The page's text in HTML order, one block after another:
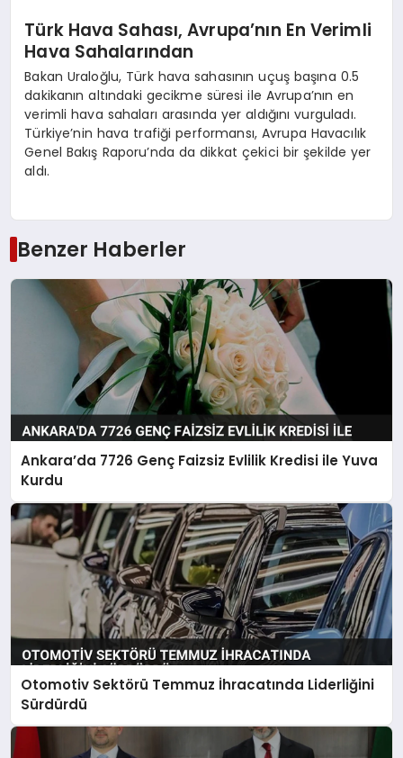
Türk Hava Sahası, Avrupa’nın En Verimli
Hava Sahalarından
Bakan Uraloğlu, Türk hava sahasının uçuş başına 0.5
dakikanın altındaki gecikme süresi ile Avrupa’nın en
verimli hava sahaları arasında yer aldığını vurguladı.
Türkiye’nin hava trafiği performansı, Avrupa Havacılık
Genel Bakış Raporu’nda da dikkat çekici bir şekilde yer
aldı.
Benzer Haberler
Ankara’da 7726 Genç Faizsiz Evlilik Kredisi ile Yuva
Kurdu
Otomotiv Sektörü Temmuz İhracatında Liderliğini
Sürdürdü